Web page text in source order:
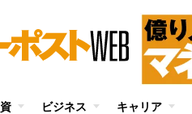
ビジネス キャリア